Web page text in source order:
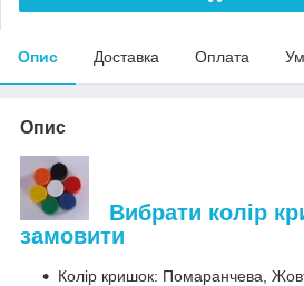
Опис Доставка Оплата
Опис
Вибрати колір
замовити
Колір кришок: Помаранчева,